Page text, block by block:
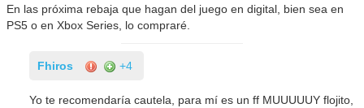
En las próxima rebaja que hagan del juego en digital, bien sea en
PS5 o en Xbox Series, lo compraré.
Fhiros +4
Yo te recomendaría cautela, para mí es un ff MUUUUUY flojito,